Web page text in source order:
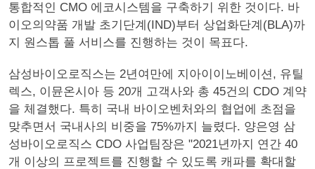
통합적인 CMO 에코시스템을 구축하기 위한 것이다. 바
이오의약품 개발 초기단계(IND)부터 상업화단계(BLA)까
지 원스톱 풀 서비스를 진행하는 것이 목표다.
삼성바이오로직스는 2년여만에 지아이이노베이션, 유틸
렉스, 이뮨온시아 등 20개 고객사와 총 45건의 CDO 계약
을 체결했다. 특히 국내 바이오벤처와의 협업에 초점을
맞추면서 국내사의 비중을 75%까지 늘렸다. 양은영 삼
성바이오로직스 CDO 사업팀장은 "2021년까지 연간 40
개 이상의 프로젝트를 진행할 수 있도록 캐파를 확대할